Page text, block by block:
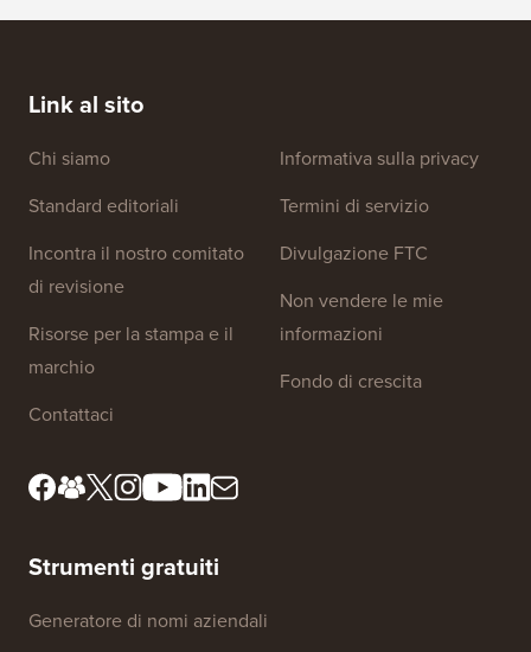
Link al sito
Chi siamo
Standard editoriali
Incontra il nostro comitato
di revisione
Risorse per la stampa e il
marchio
Contattaci
Informativa sulla privacy
Termini di servizio
Divulgazione FTC
Non vendere le mie
informazioni
Fondo di crescita
Strumenti gratuiti
Generatore di nomi aziendali